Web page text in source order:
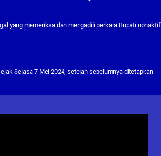
yang memeriksa dan mengadili perkara Bupati nonaktif
Selasa 7 Mei 2024, setelah sebelumnya ditetapkan